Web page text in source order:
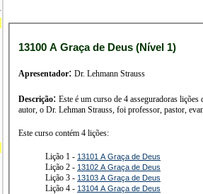
13100 A Graça de Deus (Nível 1)
Apresentador: Dr. Lehmann Strauss
Descrição: Este é um curso de 4 asseguradoras
autor, o Dr. Lehman Strauss, foi professor, pastor,
Este curso contém 4 lições:
Lição 1 - 13101 A Graça de Deus
Lição 2 - 13102 A Graça de Deus
Lição 3 - 13103 A Graça de Deus
Lição 4 - 13104 A Graça de Deus